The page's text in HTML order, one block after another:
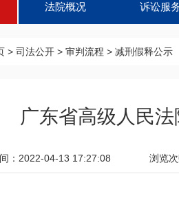
法院概况 诉讼服
> 司法公开 > 审判流程 > 减刑假释公示
广东省高级人民
：2022-04-13 17:27:08 浏览次